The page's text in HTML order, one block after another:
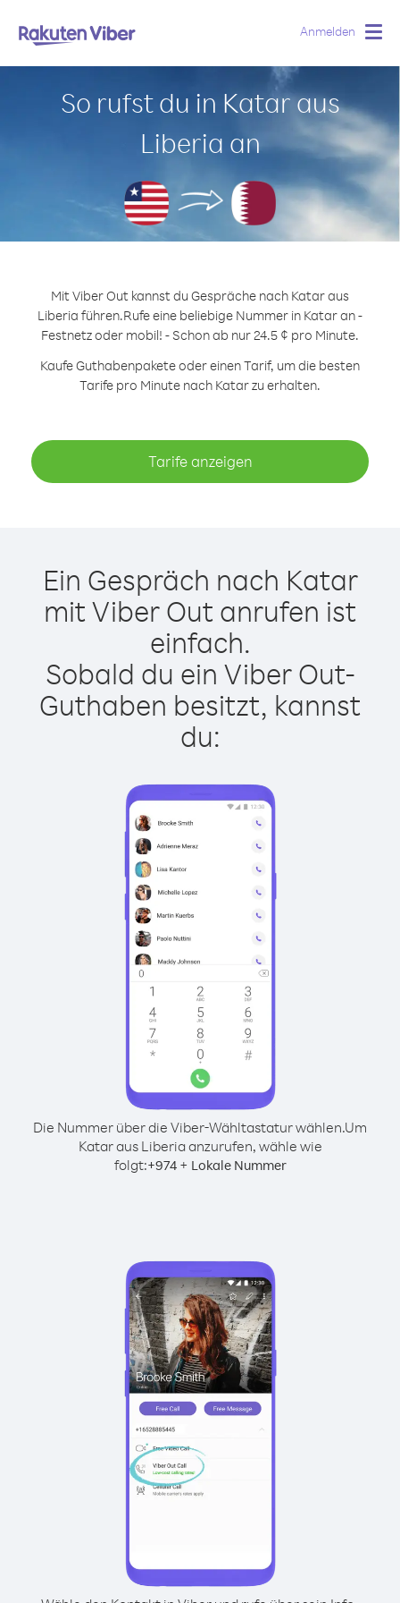
Anmelden
So rufst du in Katar aus
Liberia an
Mit Viber Out kannst du Gespräche nach Katar aus
Liberia führen.Rufe eine beliebige Nummer in Katar an -
Festnetz oder mobil! - Schon ab nur 24.5 ¢ pro Minute.
Kaufe Guthabenpakete oder einen Tarif, um die besten
Tarife pro Minute nach Katar zu erhalten.
Tarife anzeigen
Ein Gespräch nach Katar
mit Viber Out anrufen ist
einfach.
Sobald du ein Viber Out-
Guthaben besitzt, kannst
du:
Die Nummer über die Viber-Wähltastatur wählen.Um
Katar aus Liberia anzurufen, wähle wie
folgt:+974+ Lokale Nummer